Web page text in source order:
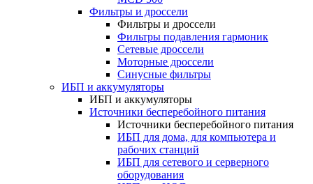
Фильтры и дроссели
Фильтры и дроссели
Фильтры подавления гармоник
Сетевые дроссели
Моторные дроссели
Синусные фильтры
ИБП и аккумуляторы
ИБП и аккумуляторы
Источники бесперебойного питания
Источники бесперебойного питания
ИБП для дома, для компьютера и
рабочих станций
ИБП для сетевого и серверного
оборудования